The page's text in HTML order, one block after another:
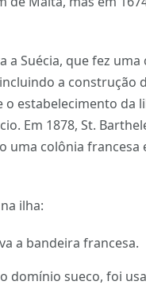
a Suécia, que fez
a construção
o estabelecimento da
Em 1878, St.
uma colônia
ilha:
a bandeira francesa.
domínio sueco, foi